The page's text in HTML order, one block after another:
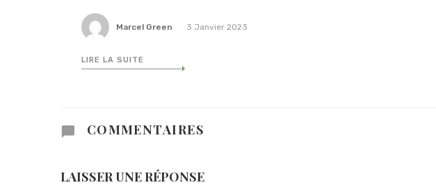
Marcel Green 3 Janvier 2023
LIRE LA SUITE
COMMENTAIRES
LAISSER UNE RÉPONSE